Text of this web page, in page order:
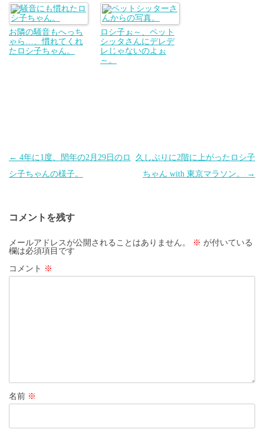
お隣の騒音もへっち
ゃら…、慣れてくれ
たロシ子ちゃん。
ロシ子ぉ～、ペット
シッタさんにデレデ
レじゃないのよぉ
～。
投
稿
ゲ
ー
シ
ョ
← 4年に1度、閏年の2月29日のロ
シ子ちゃんの様子。
久しぶりに2階に上がったロシ子
ちゃん with 東京マラソン。
→
コメントを残す
メールアドレスが公開されることはありません。 ※ が付いている
欄は必須項目です
コメント ※
名前 ※